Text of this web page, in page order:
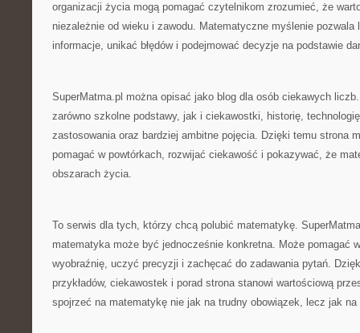
organizacji życia mogą pomagać czytelnikom zrozumieć, że
niezależnie od wieku i zawodu. Matematyczne myślenie pozwala
informacje, unikać błędów i podejmować decyzje na podstawie
SuperMatma.pl można opisać jako blog dla osób ciekawych
zarówno szkolne podstawy, jak i ciekawostki, historię,
zastosowania oraz bardziej ambitne pojęcia. Dzięki temu strona
pomagać w powtórkach, rozwijać ciekawość i pokazywać, że
obszarach życia.
To serwis dla tych, którzy chcą polubić matematykę.
matematyka może być jednocześnie konkretna. Może pomagać
wyobraźnię, uczyć precyzji i zachęcać do zadawania pytań.
przykładów, ciekawostek i porad strona stanowi wartościową
spojrzeć na matematykę nie jak na trudny obowiązek, lecz jak